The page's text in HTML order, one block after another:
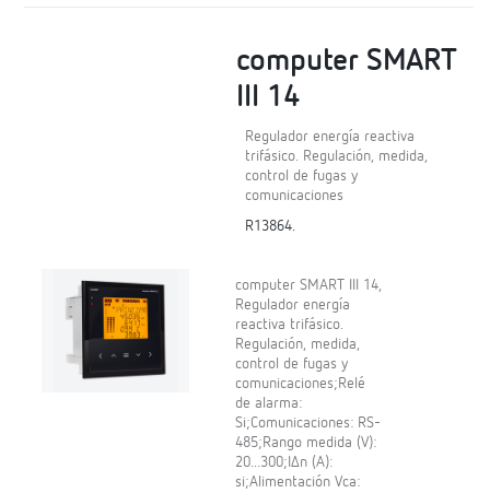
computer SMART
III 14
Regulador energía reactiva
trifásico. Regulación, medida,
control de fugas y
comunicaciones
R13864.
computer SMART III 14,
Regulador energía
reactiva trifásico.
Regulación, medida,
control de fugas y
comunicaciones;Relé
de alarma:
Si;Comunicaciones: RS-
485;Rango medida (V):
20...300;IΔn (A):
si;Alimentación Vca: